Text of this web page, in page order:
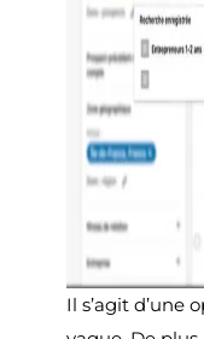
Il s’agit d’une